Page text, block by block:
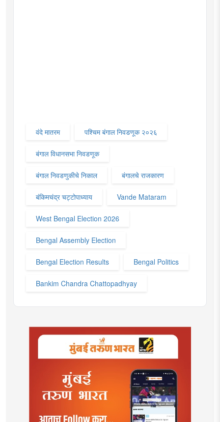
वंदे मातरम पश्चिम बंगाल निवडणूक २०२६
बंगाल विधानसभा निवडणूक
बंगाल निवडणुकीचे निकाल बंगालचे राजकारण
बंकिमचंद्र चट्टोपाध्याय Vande Mataram
West Bengal Election 2026
Bengal Assembly Election
Bengal Election Results Bengal Politics
Bankim Chandra Chattopadhyay